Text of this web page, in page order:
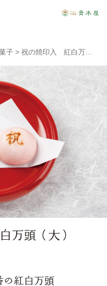
子 > 祝の焼印入 紅白万頭（大）
万頭（大）
の紅白万頭